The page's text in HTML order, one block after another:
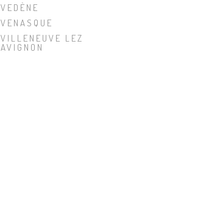
VEDÈNE
VENASQUE
VILLENEUVE LEZ
AVIGNON